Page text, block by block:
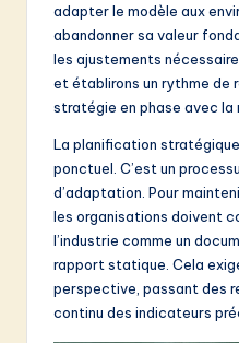
in
A
&
S
o
w
adapter le modèle aux
abandonner sa valeur
les ajustements
et établirons un rythme de
stratégie en phase avec la
La planification
ponctuel. C’est un
d’adaptation. Pour
les organisations doivent
l’industrie comme un
rapport statique. Cela
perspective, passant des
continu des indicateurs